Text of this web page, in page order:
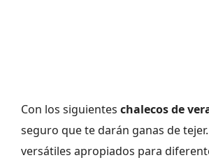
Con los siguientes chalecos de
seguro que te darán ganas de
versátiles apropiados para